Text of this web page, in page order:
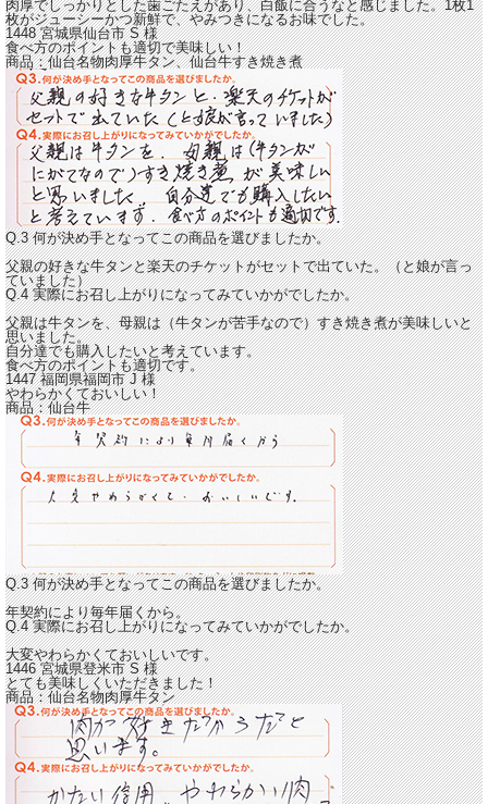
肉厚でしっかりとした歯ごたえがあり、白飯に合うなと感じました。1枚1
枚がジューシーかつ新鮮で、やみつきになるお味でした。
1448 宮城県仙台市S様
食べ方のポイントも適切で美味しい！
商品：仙台名物肉厚牛タン、仙台牛すき焼き煮
Q.3 何が決め手となってこの商品を選びましたか。
父親の好きな牛タンと楽天のチケットがセットで出ていた。（と娘が言っ
ていました）
Q.4 実際にお召し上がりになってみていかがでしたか。
父親は牛タンを、母親は（牛タンが苦手なので）すき焼き煮が美味しいと
思いました。
自分達でも購入したいと考えています。
食べ方のポイントも適切です。
1447 福岡県福岡市J様
やわらかくておいしい！
商品：仙台牛
Q.3 何が決め手となってこの商品を選びましたか。
年契約により毎年届くから。
Q.4 実際にお召し上がりになってみていかがでしたか。
大変やわらかくておいしいです。
1446 宮城県登米市S様
とても美味しくいただきました！
商品：仙台名物肉厚牛タン